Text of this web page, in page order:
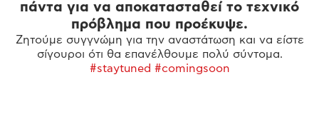
πάντα για να αποκατασταθεί το τεχνικό
πρόβλημα που προέκυψε.
Ζητούμε συγγνώμη για την αναστάτωση και να είστε
σίγουροι ότι θα επανέλθουμε πολύ σύντομα.
#staytuned #comingsoon